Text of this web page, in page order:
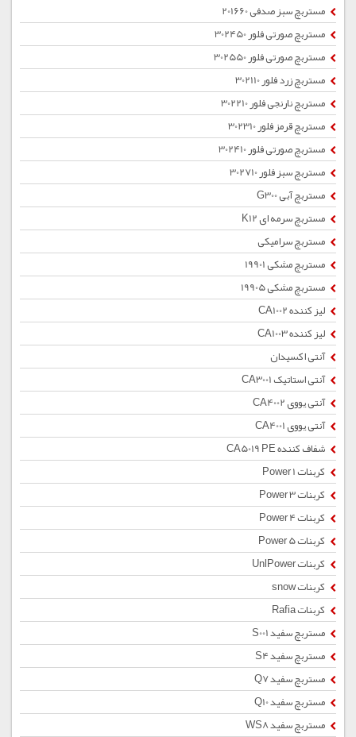
مستربچ سبز صدفی 201660
مستربچ صورتی فلور 302450
مستربچ صورتی فلور 302550
مستربچ زرد فلور 302110
مستربچ نارنجی فلور 302210
مستربچ قرمز فلور 302310
مستربچ صورتی فلور 302410
مستربچ سبز فلور 302710
مستربچ آبی G300
مستربچ سرمه ای K12
مستربچ سرامیکی
مستربچ مشکی 19901
مستربچ مشکی 19905
لیز کننده CA1002
لیز کننده CA1003
آنتی اکسیدان
آنتی استاتیک CA3001
آنتی یووی CA4002
آنتی یووی CA4001
شفاف کننده CA5019 PE
کربنات Power 1
کربنات Power 3
کربنات Power 4
کربنات Power 5
کربنات UnlPower
کربنات snow
کربنات Rafia
مستربچ سفید S001
مستربچ سفید S4
مستربچ سفید Q7
مستربچ سفید Q10
مستربچ سفید WS8